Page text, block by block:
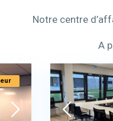
Notre centre
A